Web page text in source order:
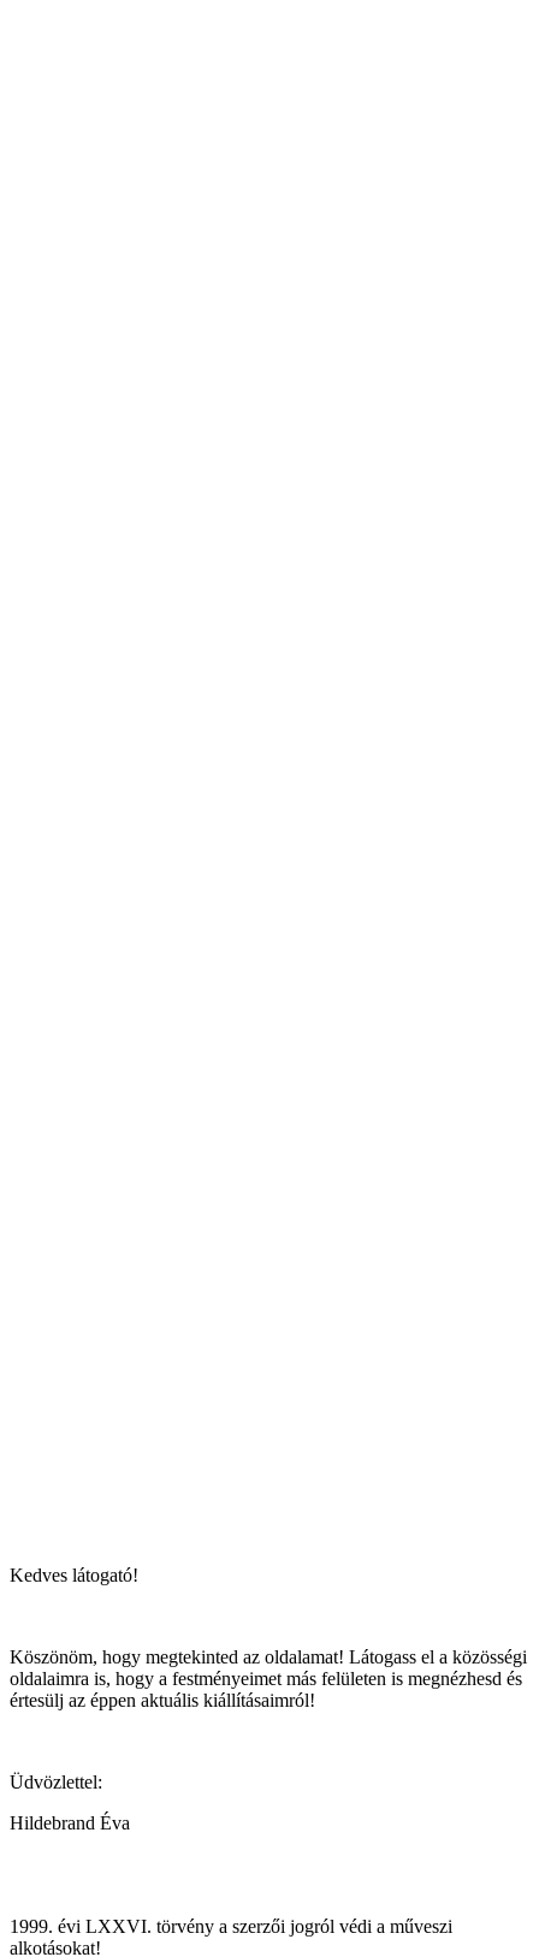
Kedves látogató!
Köszönöm, hogy megtekinted az oldalamat! Látogass el a közösségi
oldalaimra is, hogy a festményeimet más felületen is megnézhesd és
értesülj az éppen aktuális kiállításaimról!
Üdvözlettel:
Hildebrand Éva
1999. évi LXXVI. törvény a szerzői jogról védi a műveszi
alkotásokat!